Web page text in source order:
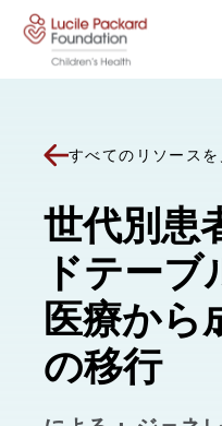
コンテンツにスキップ
すべてのリソースを
世代別患
ドテー
医療から
の移行